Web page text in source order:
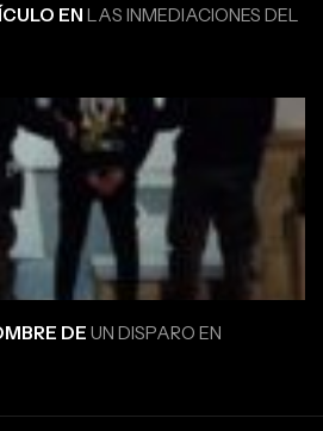
EN LAS INMEDIACIONES DEL
DE UN DISPARO EN